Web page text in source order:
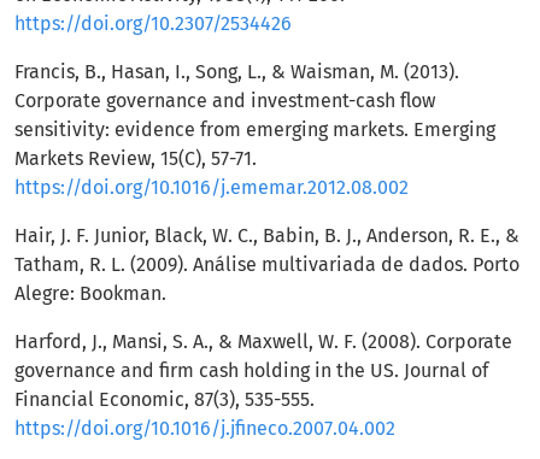
https://doi.org/10.2307/2534426
Francis, B., Hasan, I., Song, L., & Waisman, M. (2013).
Corporate governance and investment-cash flow
sensitivity: evidence from emerging markets. Emerging
Markets Review, 15(C), 57-71.
https://doi.org/10.1016/j.ememar.2012.08.002
Hair, J. F. Junior, Black, W. C., Babin, B. J., Anderson, R. E., &
Tatham, R. L. (2009). Análise multivariada de dados. Porto
Alegre: Bookman.
Harford, J., Mansi, S. A., & Maxwell, W. F. (2008). Corporate
governance and firm cash holding in the US. Journal of
Financial Economic, 87(3), 535-555.
https://doi.org/10.1016/j.jfineco.2007.04.002